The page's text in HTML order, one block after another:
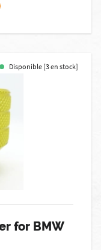
Disponible [3 en stock]
for BMW